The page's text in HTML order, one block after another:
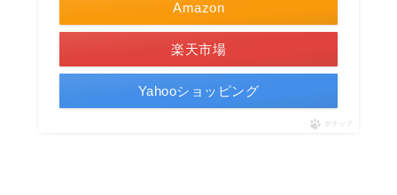
Amazon
楽天市場
Yahooショッピング
ポチップ